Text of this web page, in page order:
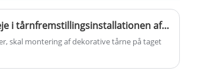
materialer er beregnet til at sikre
holdbarheden, stabiliteten og sikkerheden i
strukturen for at imødekomme de høje krav
Hvad er de nødvendige faktorer at overveje i tårnfremstillingsinstallationen af ​​tagdekorationstårnet
skal montering af dekorative tårne ​​på taget